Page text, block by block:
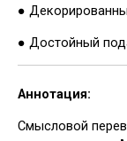
●
● Достойный
Аннотация:
Смысловой